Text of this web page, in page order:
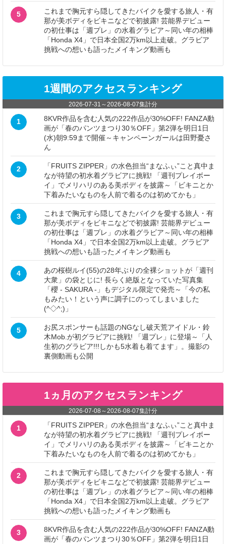
5
これまで胸元すら隠してきたバイクを愛する旅人・有
那が美ボディをビキニなどで初披露! 芸能界デビュー
の初仕事は「週プレ」の水着グラビア～同い年の相棒
「Honda X4」で日本全国2万km以上走破。グラビア
挑戦への想いも語ったメイキング動画も
1週間のアクセスランキング
2026-07-31 ～2026-08-07集計分
1
8KVR作品を含む人気の222作品が30%OFF! FANZA動
画が「春のパンツまつり30％OFF」第2弾を明日1日
(水)朝9:59まで開催～キャンペーンガールは田野憂さ
ん
2
「FRUITS ZIPPER」の水色担当“まなふぃ”こと真中ま
なが待望の初水着グラビアに挑戦! 「週刊プレイボー
イ」でメリハリのある美ボディを披露～「ビキニとか
下着みたいなものを人前で着るのは初めてかも」
3
これまで胸元すら隠してきたバイクを愛する旅人・有
那が美ボディをビキニなどで初披露! 芸能界デビュー
の初仕事は「週プレ」の水着グラビア～同い年の相棒
「Honda X4」で日本全国2万km以上走破。グラビア
挑戦への想いも語ったメイキング動画も
4
あの桜樹ルイ(55)の28年ぶりの全裸ショットが「週刊
大衆」の袋とじに! 長らく絶版となっていた写真集
「櫻 - SAKURA -」もデジタル限定で発売～「今の私
もみたい！という声に調子にのってしまいました
(^◇^;)」
5
お尻スポンサーも話題のNGなし破天荒アイドル・鈴
木Mob.が初グラビアに挑戦! 「週プレ」に登場～「人
生初のグラビア!!!しかも5水着も着てます」。撮影の
裏側動画も公開
1ヵ月のアクセスランキング
2026-07-08 ～2026-08-07集計分
1
「FRUITS ZIPPER」の水色担当“まなふぃ”こと真中ま
なが待望の初水着グラビアに挑戦! 「週刊プレイボー
イ」でメリハリのある美ボディを披露～「ビキニとか
下着みたいなものを人前で着るのは初めてかも」
2
これまで胸元すら隠してきたバイクを愛する旅人・有
那が美ボディをビキニなどで初披露! 芸能界デビュー
の初仕事は「週プレ」の水着グラビア～同い年の相棒
「Honda X4」で日本全国2万km以上走破。グラビア
挑戦への想いも語ったメイキング動画も
3
8KVR作品を含む人気の222作品が30%OFF! FANZA動
画が「春のパンツまつり30％OFF」第2弾を明日1日